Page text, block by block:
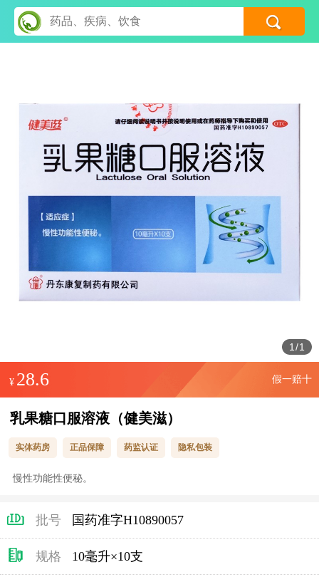
1 /1
¥ 28.6 假一赔十
乳果糖口服溶液（健美滋）
实体药房 正品保障 药监认证 隐私包装
慢性功能性便秘。
批号 国药准字H10890057
规格 10毫升×10支